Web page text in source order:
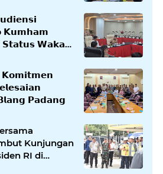
𝗞𝘂𝗺𝗵𝗮𝗺
𝗦𝘁𝗮𝘁𝘂𝘀 𝗪𝗮𝗸𝗮𝗳
𝗞𝗼𝗺𝗶𝘁𝗺𝗲𝗻
𝗣𝗮𝗱𝗮𝗻𝗴
Kunjungan
RI di